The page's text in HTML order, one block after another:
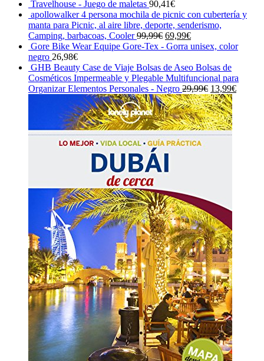
era:
29,90€.28,91€.
precio
original
era:
29,95€.
precio
actual
es:
27,00€.
Travelhouse - Juego de maletas 90,41€
apollowalker 4 persona mochila de picnic con cubertería y
manta para Picnic, al aire libre, deporte, senderismo,
Camping, barbacoas, Cooler 99,99€ El
precio
era:
99,99€.
69,99€El
precio
es:
69,99€.
Gore Bike Wear Equipe Gore-Tex - Gorra unisex, color
negro 26,98€
GHB Beauty Case de Viaje Bolsas de Aseo Bolsas de
Cosméticos Impermeable y Plegable Multifuncional para
Organizar Elementos Personales - Negro 29,99€ El
precio
original
era:
29,99€.
13,99€El